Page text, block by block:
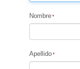
Nombre
Apellido